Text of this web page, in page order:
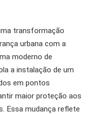
transformação
urbana com a
moderno de
a instalação de um
em pontos
maior proteção aos
Essa mudança reflete